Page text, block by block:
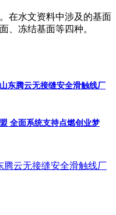
在水文资料中涉及的基面
、冻结基面等四种。
东腾云无接缝安全滑触线厂
全面系统支持点燃创业梦
腾云无接缝安全滑触线厂